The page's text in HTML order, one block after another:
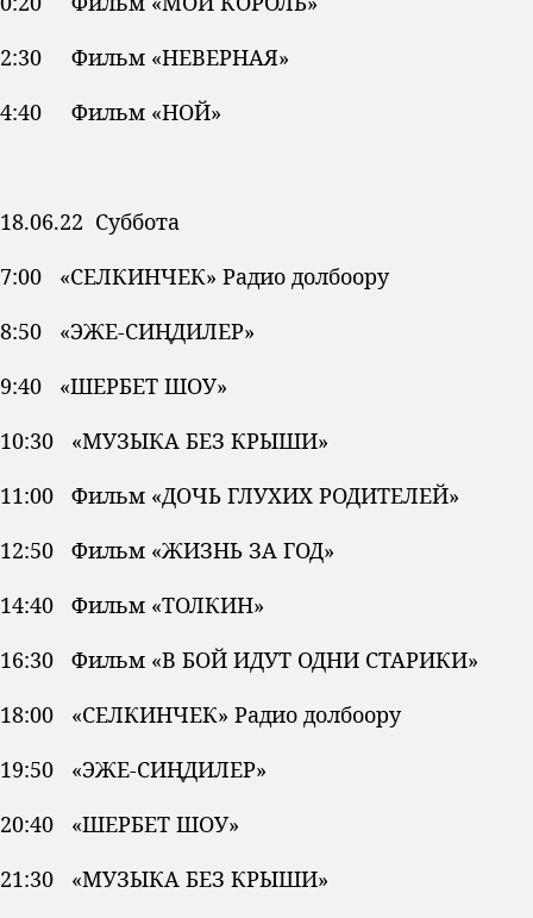
2:30 Фильм «НЕВЕРНАЯ»
4:40 Фильм «НОЙ»
18.06.22 Суббота
7:00 «СЕЛКИНЧЕК» Радио долбоору
8:50 «ЭЖЕ-СИҢДИЛЕР»
9:40 «ШЕРБЕТ ШОУ»
10:30 «МУЗЫКА БЕЗ КРЫШИ»
11:00 Фильм «ДОЧЬ ГЛУХИХ РОДИТЕЛЕЙ»
12:50 Фильм «ЖИЗНЬ ЗА ГОД»
14:40 Фильм «ТОЛКИН»
16:30 Фильм «В БОЙ ИДУТ ОДНИ СТАРИКИ»
18:00 «СЕЛКИНЧЕК» Радио долбоору
19:50 «ЭЖЕ-СИҢДИЛЕР»
20:40 «ШЕРБЕТ ШОУ»
21:30 «МУЗЫКА БЕЗ КРЫШИ»